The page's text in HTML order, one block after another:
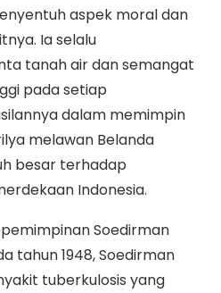
aspek moral dan
Ia selalu
tanah air dan semangat
pada setiap
dalam memimpin
melawan Belanda
besar terhadap
Indonesia.
Soedirman
tahun 1948, Soedirman
tuberkulosis yang